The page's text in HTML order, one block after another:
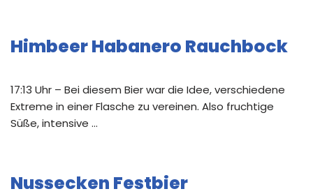
Himbeer Habanero Rauchbock
17:13 Uhr – Bei diesem Bier war die Idee, verschiedene
Extreme in einer Flasche zu vereinen. Also fruchtige
Süße, intensive …
Nussecken Festbier